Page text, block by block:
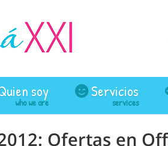
soy Servicios
Ofertas en